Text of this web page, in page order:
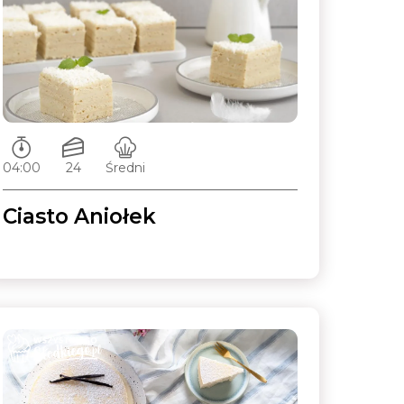
Czas przygotowywania:
04:00
Ilość porcji:
24
Poziom trudności:
Średni
Ciasto Aniołek